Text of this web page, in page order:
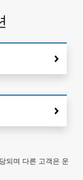
되며 다른 고객은 운